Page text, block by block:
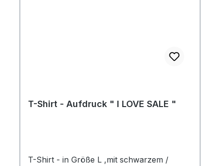
T-Shirt - Aufdruck " I LOVE SALE "
T-Shirt - in Größe L ,mit schwarzem /